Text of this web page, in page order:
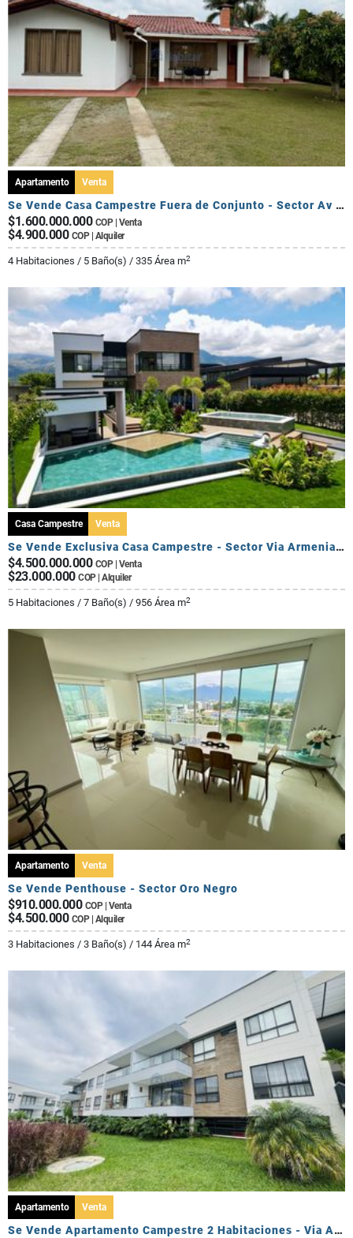
Apartamento Venta
Se Vende Casa Campestre Fuera de Conjunto - Sector Av Centenario
$1.600.000.000 COP | Venta
$4.900.000 COP | Alquiler
4 Habitaciones / 5 Baño(s) / 335 Área m2
Casa Campestre Venta
Se Vende Exclusiva Casa Campestre - Sector Via Armenia Calarca
$4.500.000.000 COP | Venta
$23.000.000 COP | Alquiler
5 Habitaciones / 7 Baño(s) / 956 Área m2
Apartamento Venta
Se Vende Penthouse - Sector Oro Negro
$910.000.000 COP | Venta
$4.500.000 COP | Alquiler
3 Habitaciones / 3 Baño(s) / 144 Área m2
Apartamento Venta
Se Vende Apartamento Campestre 2 Habitaciones - Via Al Caimo